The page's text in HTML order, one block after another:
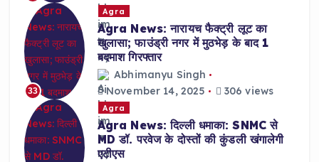
33
Agra
Agra News: नारायच फैक्ट्री लूट का
खुलासा; फाउंड्री नगर में मुठभेड़ के बाद 1
बदमाश गिरफ्तार
Abhimanyu Singh
November 14, 2025
306 views
Agra
Agra News: दिल्ली धमाका: SNMC से
MD डॉ. परवेज के दोस्तों की कुंडली खंगालेगी
एटीएस